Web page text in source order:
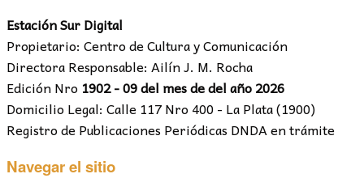
Estación Sur Digital
Propietario: Centro de Cultura y Comunicación
Directora Responsable: Ailín J. M. Rocha
Edición Nro 1902 - 09 del mes de del año 2026
Domicilio Legal: Calle 117 Nro 400 - La Plata (1900)
Registro de Publicaciones Periódicas DNDA en trámite
Navegar el sitio